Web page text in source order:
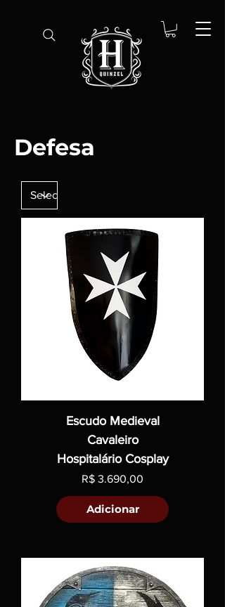
Defesa
Escudo Medieval
Cavaleiro
Hospitalário Cosplay
Preço
R$ 3.690,00
Adicionar